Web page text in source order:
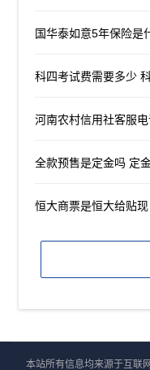
国华泰如意5年保险是
科四考试费需要多少
河南农村信用社客服
全款预售是定金吗 定
恒大商票是恒大给贴
本站所有信息均来源于互联